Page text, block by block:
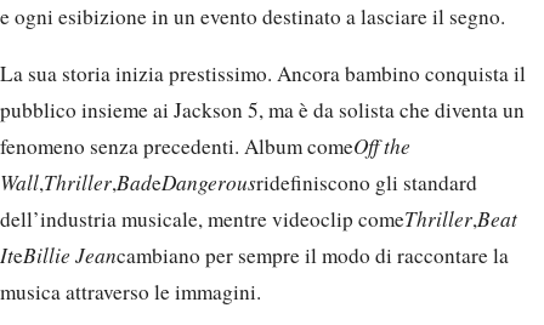
e ogni esibizione in un evento destinato a lasciare il segno.
La sua storia inizia prestissimo. Ancora bambino conquista il
pubblico insieme ai Jackson 5, ma è da solista che diventa un
fenomeno senza precedenti. Album comeOff the
Wall,Thriller,BadeDangerousridefiniscono gli standard
dell’industria musicale, mentre videoclip comeThriller,Beat
IteBillie Jeancambiano per sempre il modo di raccontare la
musica attraverso le immagini.